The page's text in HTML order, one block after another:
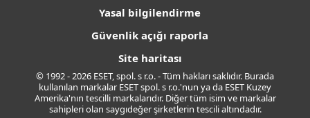
Yasal bilgilendirme
Güvenlik açığı raporla
Site haritası
© 1992 - 2026 ESET, spol. s r.o. - Tüm hakları saklıdır. Burada
kullanılan markalar ESET spol. s r.o.'nun ya da ESET Kuzey
Amerika'nın tescilli markalarıdır. Diğer tüm isim ve markalar
sahipleri olan saygıdeğer şirketlerin tescili altındadır.